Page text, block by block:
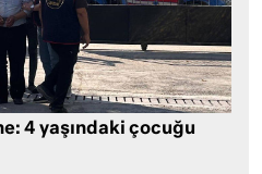
4 yaşındaki çocuğu